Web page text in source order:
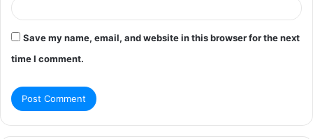
Save my name, email, and website in this browser for the next
time I comment.